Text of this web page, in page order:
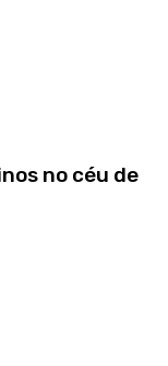
no céu de